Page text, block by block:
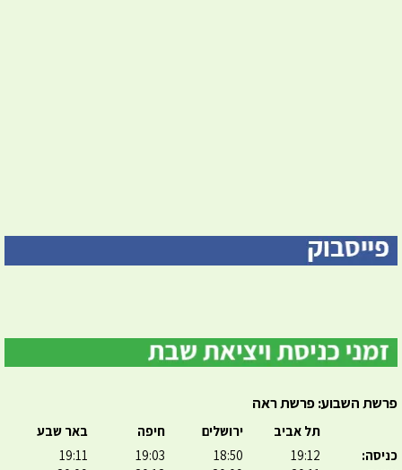
פרשת השבוע: פרשת ראה
כניסה:
תל אביב
19:12
ירושלים
18:50
חיפה
19:03
באר שבע
19:11